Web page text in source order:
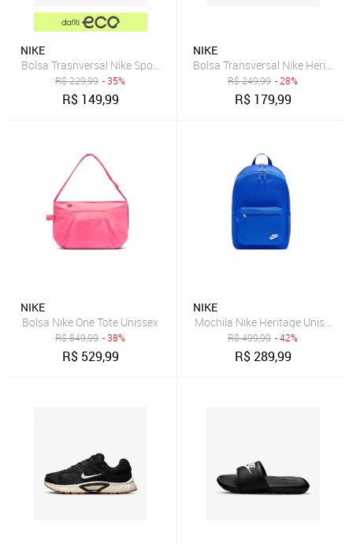
NIKE
Bolsa Trasnversal Nike Sportswear Feminina
R$229,99 - 35%
R$ 149,99
NIKE
Bolsa Transversal Nike Heritage
R$249,99 - 28%
R$ 179,99
NIKE
Bolsa Nike One Tote Unissex
R$849,99 - 38%
R$ 529,99
NIKE
Mochila Nike Heritage Unissex
R$499,99 - 42%
R$289,99